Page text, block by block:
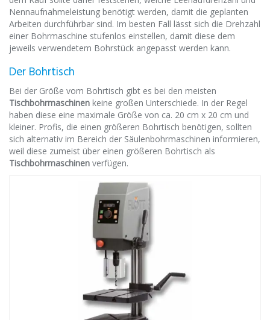
Nennaufnahmeleistung benötigt werden, damit die geplanten
Arbeiten durchführbar sind. Im besten Fall lässt sich die Drehzahl
einer Bohrmaschine stufenlos einstellen, damit diese dem
jeweils verwendetem Bohrstück angepasst werden kann.
Der Bohrtisch
Bei der Größe vom Bohrtisch gibt es bei den meisten
Tischbohrmaschinen keine großen Unterschiede. In der Regel
haben diese eine maximale Größe von ca. 20 cm x 20 cm und
kleiner. Profis, die einen größeren Bohrtisch benötigen, sollten
sich alternativ im Bereich der Säulenbohrmaschinen informieren,
weil diese zumeist über einen größeren Bohrtisch als
Tischbohrmaschinen verfügen.